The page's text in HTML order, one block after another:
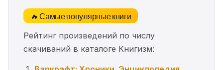
🔥 Самые популярные книги
Рейтинг произведений по числу
скачиваний в каталоге Книгизм: